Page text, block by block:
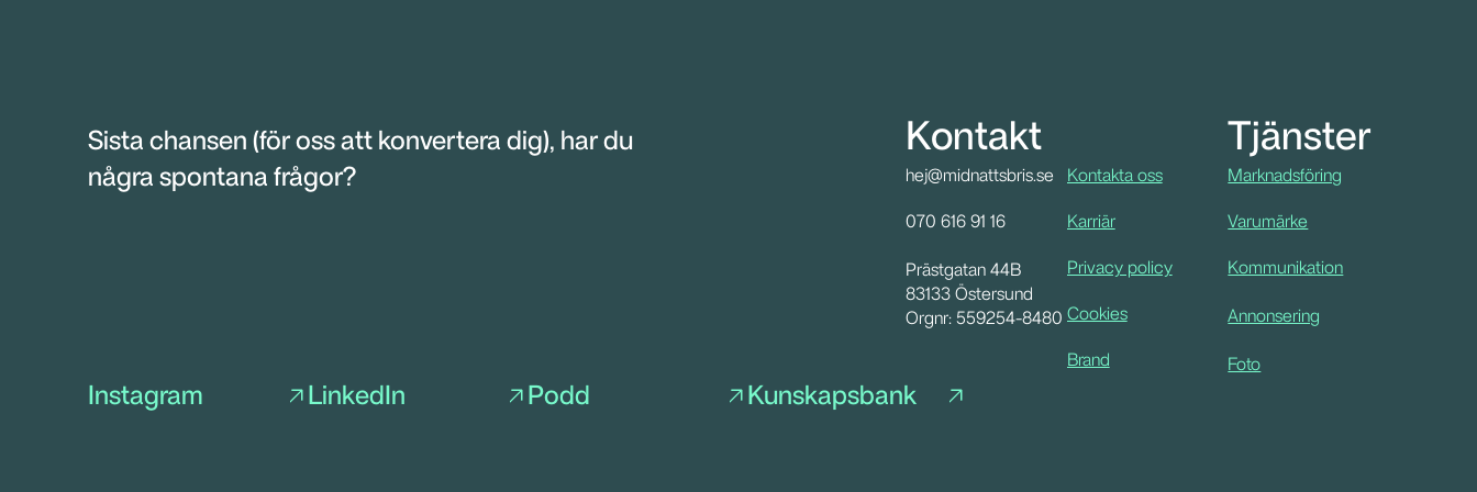
Sista chansen (för oss att konvertera dig), har du
några spontana frågor?
Kontakt
hej@midnattsbris.se
070 616 91 16
Prästgatan 44B
83133 Östersund
Orgnr: 559254-8480
Kontakta oss
Karriär
Privacy policy
Cookies
Brand
Tjänster
Marknadsföring
Varumärke
Kommunikation
Annonsering
Foto
Instagram LinkedIn Podd Kunskapsbank